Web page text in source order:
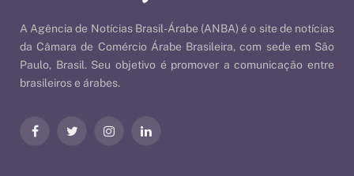
A Agência de Notícias Brasil-Árabe (ANBA) é o site de notícias
da Câmara de Comércio Árabe Brasileira, com sede em São
Paulo, Brasil. Seu objetivo é promover a comunicação entre
brasileiros e árabes.
FacebookTwitter InstagramLinkedIn